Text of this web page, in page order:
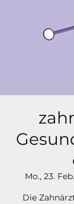
Mo., 23. Feb.
Die